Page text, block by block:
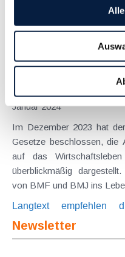
Nationalrat mit
Januar 2024
Im Dezember 2023 hat
Gesetze beschlossen, die
auf das
überblickmäßig dargestellt. Start-up-Förderungsgesetz Das
von BMF und BMJ ins
Langtext
empfehlen
Newsletter